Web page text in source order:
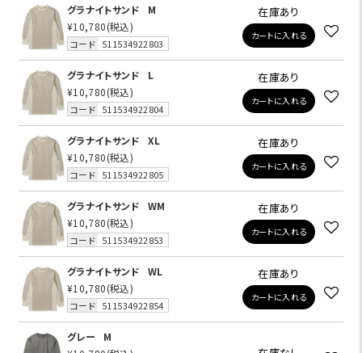
グラナイトサンド
M
¥10,780(税込)
コード 511534922803
在庫あり
カートに入れる
グラナイトサンド
L
¥10,780(税込)
コード 511534922804
在庫あり
カートに入れる
グラナイトサンド
XL
¥10,780(税込)
コード 511534922805
在庫あり
カートに入れる
グラナイトサンド
WM
¥10,780(税込)
コード 511534922853
在庫あり
カートに入れる
グラナイトサンド
WL
¥10,780(税込)
コード 511534922854
在庫あり
カートに入れる
グレー
M